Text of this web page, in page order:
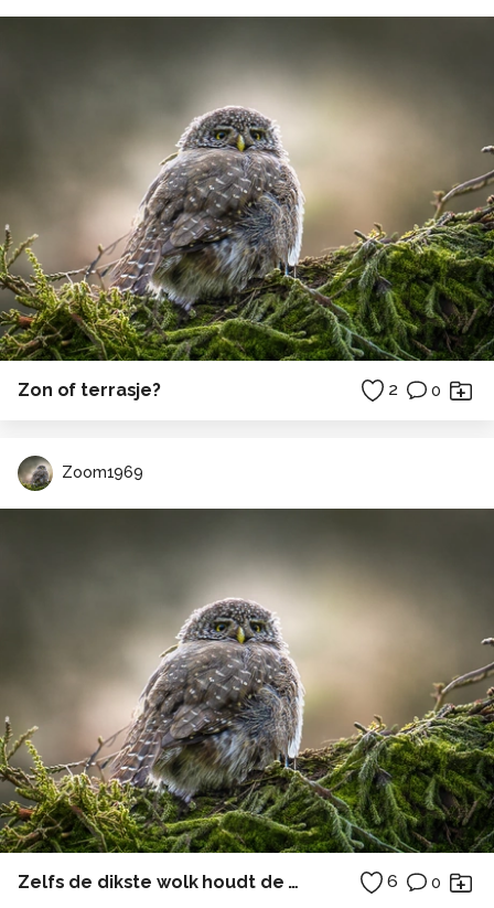
Zon of terrasje? 2 0
Zoom1969
Zelfs de dikste wolk houdt de zon niet tegen 6 0